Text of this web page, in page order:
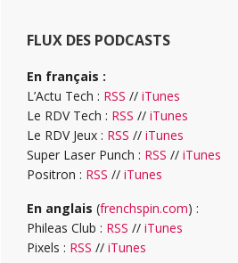
FLUX DES PODCASTS
En français :
L’Actu Tech : RSS // iTunes
Le RDV Tech : RSS // iTunes
Le RDV Jeux : RSS // iTunes
Super Laser Punch : RSS // iTunes
Positron : RSS // iTunes
En anglais (frenchspin.com) :
Phileas Club : RSS // iTunes
Pixels : RSS // iTunes